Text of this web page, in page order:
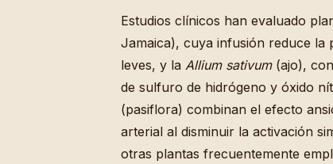
Estudios clínicos han evaluado
Jamaica), cuya infusión reduce la
leves, y la Allium sativum(ajo),
de sulfuro de hidrógeno y óxido
(pasiflora) combinan el efecto
arterial al disminuir la activación
otras plantas frecuentemente